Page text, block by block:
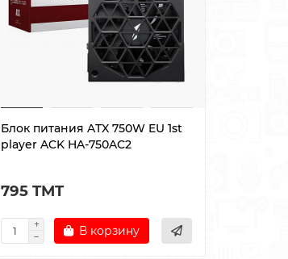
Блок питания ATX 750W EU 1st
player ACK HA-750AC2
795 TMT
В корзину